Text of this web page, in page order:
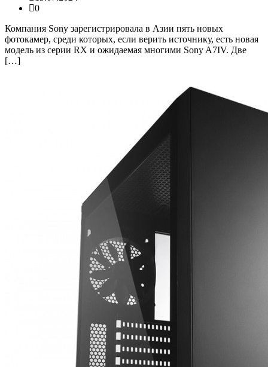
0
Компания Sony зарегистрировала в Азии пять новых
фотокамер, среди которых, если верить источнику, есть новая
модель из серии RX и ожидаемая многими Sony A7IV. Две
[…]